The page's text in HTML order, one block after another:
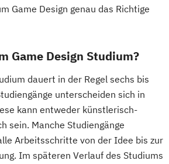
Game Design genau das Richtige
Game Design Studium?
dauert in der Regel sechs bis
unterscheiden sich in
kann entweder künstlerisch-
sein. Manche Studiengänge
Arbeitsschritte von der Idee bis zur
Im späteren Verlauf des Studiums